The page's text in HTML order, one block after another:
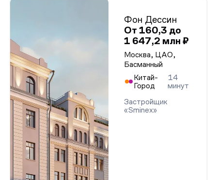
Фон Дессин
От 160,3 до
1 647,2 млн ₽
Москва, ЦАО,
Басманный
Китай-
Город
14
минут
Застройщик
«Sminex»